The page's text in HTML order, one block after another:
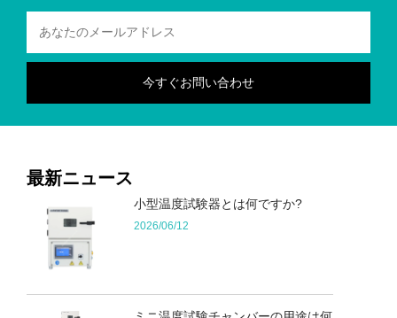
最新ニュース
小型温度試験器とは何ですか?
2026/06/12